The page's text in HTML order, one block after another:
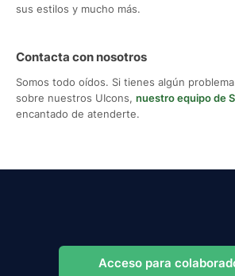
sus estilos y mucho más.
Contacta con nosotros
Somos todo oídos. Si tienes algún
sobre nuestros UIcons, nuestro equipo de
encantado de atenderte.
Acceso para